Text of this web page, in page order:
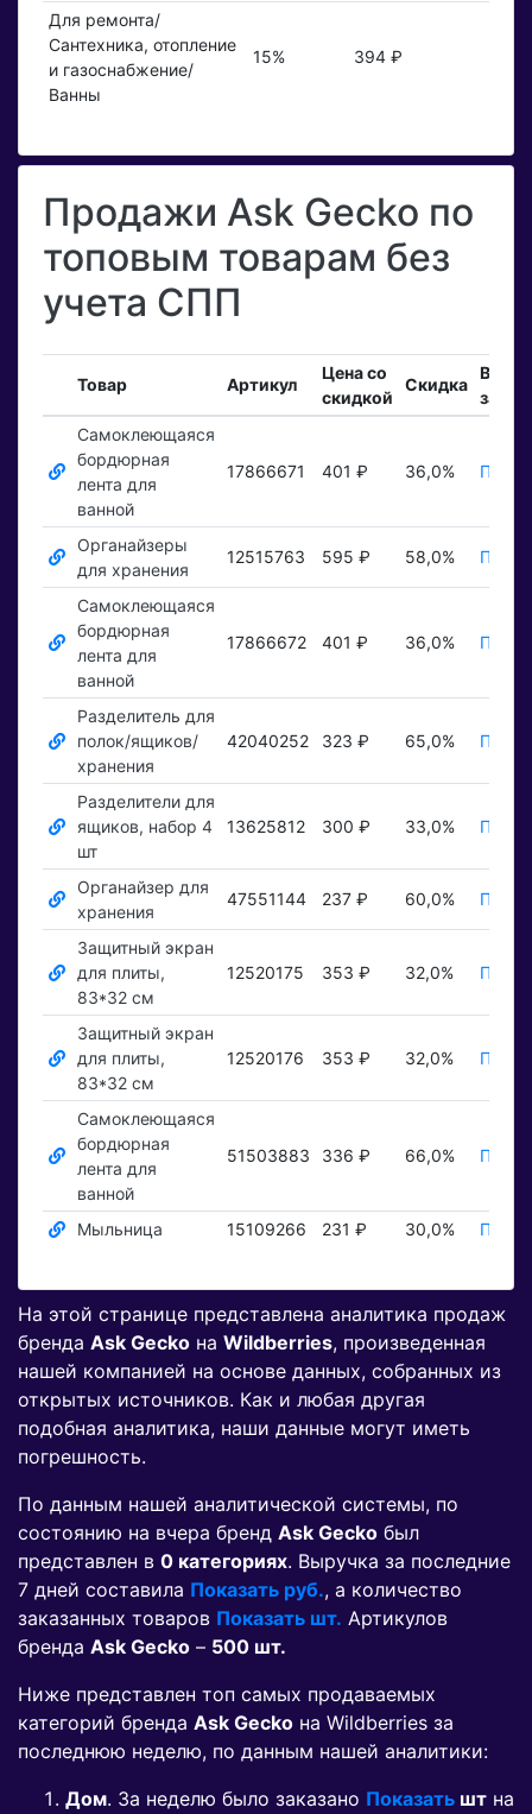
Для ремонта/
Сантехника, отопление
и газоснабжение/
Ванны
15% 394 ₽
Продажи Ask Gecko по
топовым товарам без
учета СПП
Товар Артикул
Цена со
скидкой
Скидка
Самоклеющаяся
бордюрная
лента для
ванной
17866671 401 ₽ 36,0%
Органайзеры
для хранения
12515763 595 ₽ 58,0%
Самоклеющаяся
бордюрная
лента для
ванной
17866672 401 ₽ 36,0%
Разделитель для
полок/ящиков/
хранения
42040252 323 ₽ 65,0%
Разделители для
ящиков, набор 4
шт
13625812 300 ₽ 33,0%
Органайзер для
хранения
47551144 237 ₽ 60,0%
Защитный экран
для плиты,
83*32 см
12520175 353 ₽ 32,0%
Защитный экран
для плиты,
83*32 см
12520176 353 ₽ 32,0%
Самоклеющаяся
бордюрная
лента для
ванной
51503883 336 ₽ 66,0%
Мыльница 15109266 231 ₽ 30,0%
На этой странице представлена аналитика продаж
бренда Ask Gecko на Wildberries, произведенная
нашей компанией на основе данных, собранных из
открытых источников. Как и любая другая
подобная аналитика, наши данные могут иметь
погрешность.
По данным нашей аналитической системы, по
состоянию на вчера бренд Ask Gecko был
представлен в 0 категориях. Выручка за последние
7 дней составила Показать руб., а количество
заказанных товаров Показать шт. Артикулов
бренда Ask Gecko – 500 шт.
Ниже представлен топ самых продаваемых
категорий бренда Ask Gecko на Wildberries за
последнюю неделю, по данным нашей аналитики:
Дом. За неделю было заказано Показать шт на